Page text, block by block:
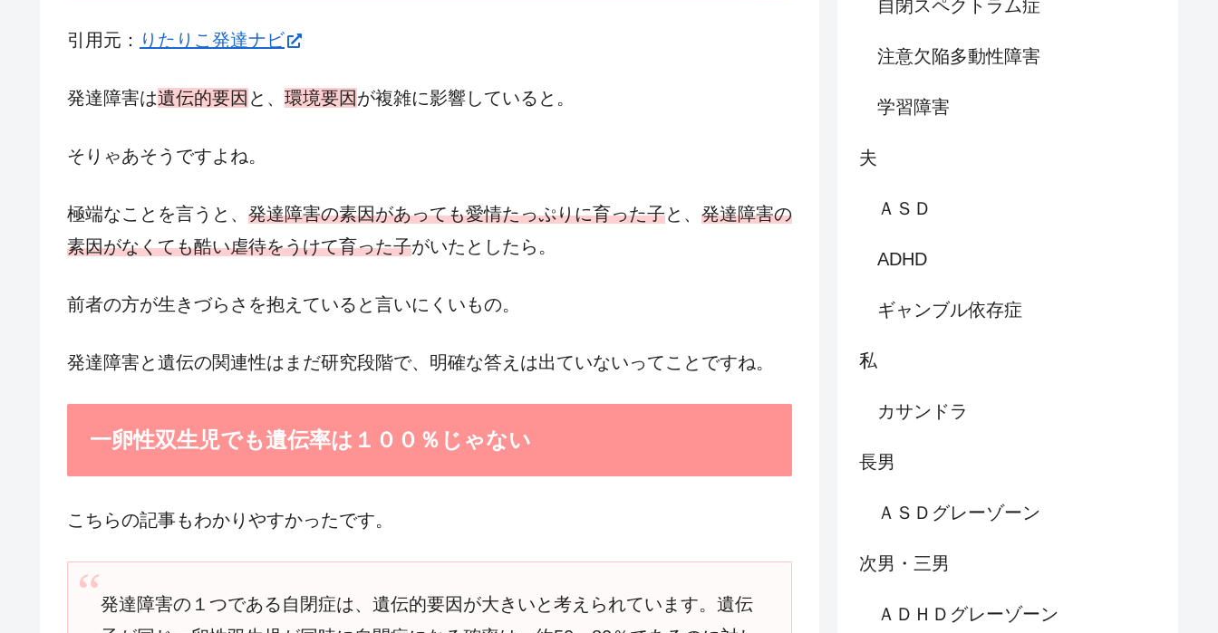
引用元： りたりこ発達ナビ
発達障害は遺伝的要因 と、 環境要因が複雑に影響していると。
そりゃあそうですよね。
極端なことを言うと、 発達障害の素因があっても愛情たっぷりに育った子と、 発達障害の
素因がなくても酷い虐待をうけて育った子がいたとしたら。
前者の方が生きづらさを抱えていると言いにくいもの。
発達障害と遺伝の関連性はまだ研究段階で、明確な答えは出ていないってことですね。
一卵性双生児でも遺伝率は１００％じゃない
こちらの記事もわかりやすかったです。
発達障害の１つである自閉症は、遺伝的要因が大きいと考えられています。遺伝
自閉スペクトラム症
注意欠陥多動性障害
学習障害
夫
ＡＳＤ
ADHD
ギャンブル依存症
私
カサンドラ
長男
ＡＳＤグレーゾーン
次男・三男
ＡＤＨＤグレーゾーン